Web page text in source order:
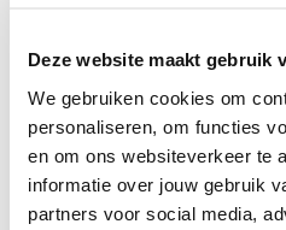
Deze website maakt gebruik
We gebruiken cookies om
personaliseren, om functies
en om ons websiteverkeer te
informatie over jouw gebruik
partners voor social media,
Persoonlijk KIK-account
Diamant
1000 gram